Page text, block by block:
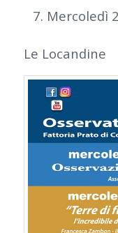
Mercoledì
Le Locandine